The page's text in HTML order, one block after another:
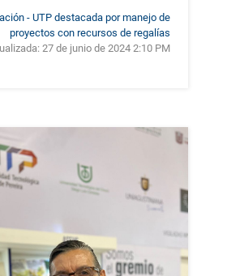
- UTP destacada por manejo de
proyectos con recursos de regalías
27 de junio de 2024 2:10 PM